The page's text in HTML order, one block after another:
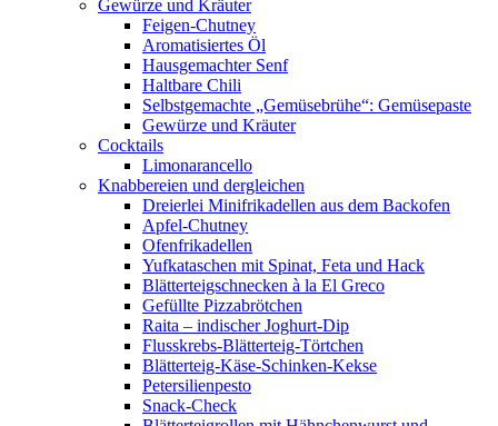
Gewürze und Kräuter
Feigen-Chutney
Aromatisiertes Öl
Hausgemachter Senf
Haltbare Chili
Selbstgemachte „Gemüsebrühe“: Gemüsepaste
Gewürze und Kräuter
Cocktails
Limonarancello
Knabbereien und dergleichen
Dreierlei Minifrikadellen aus dem Backofen
Apfel-Chutney
Ofenfrikadellen
Yufkataschen mit Spinat, Feta und Hack
Blätterteigschnecken à la El Greco
Gefüllte Pizzabrötchen
Raita – indischer Joghurt-Dip
Flusskrebs-Blätterteig-Törtchen
Blätterteig-Käse-Schinken-Kekse
Petersilienpesto
Snack-Check